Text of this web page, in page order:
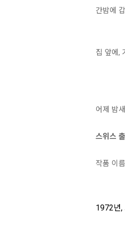
간밤에
집 앞에,
어제 밤
스위스
작품 이
1972년,